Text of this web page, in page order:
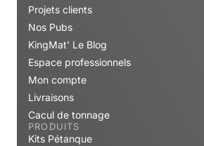
Projets clients
Nos Pubs
KingMat' Le Blog
Espace professionnels
Mon compte
Livraisons
Cacul de tonnage
PRODUITS
Kits Pétanque